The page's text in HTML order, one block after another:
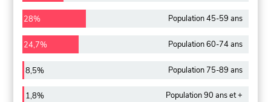
28% Population 45-59 ans
24,7% Population 60-74 ans
8,5% Population 75-89 ans
1,8% Population 90 ans et +